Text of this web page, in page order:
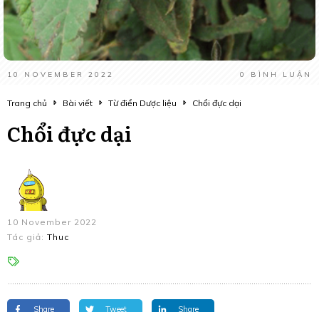
10 NOVEMBER 2022 0 BÌNH LUẬN
Trang chủ Bài viết Từ điển Dược liệu Chổi đực dại
Chổi đực dại
10 November 2022
Tác giả: Thuc
Share Tweet Share